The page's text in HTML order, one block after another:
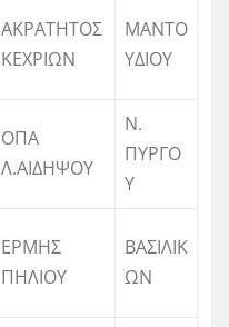
ΑΚΡΑΤΗΤΟΣ
ΚΕΧΡΙΩΝ
ΜΑΝΤΟ
ΥΔΙΟΥ
ΟΠΑ
Λ.ΑΙΔΗΨΟΥ
Ν.
ΠΥΡΓΟ
Υ
ΕΡΜΗΣ
ΠΗΛΙΟΥ
ΒΑΣΙΛΙΚ
ΩΝ